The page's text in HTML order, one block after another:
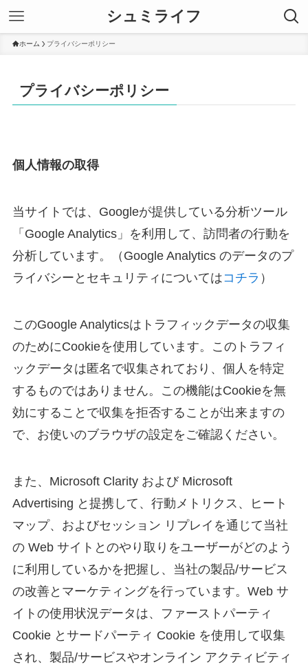
シュミライフ
ホーム プライバシーポリシー
プライバシーポリシー
個人情報の取得
当サイトでは、Googleが提供している分析ツール
「Google Analytics」を利用して、訪問者の行動を
分析しています。（Google Analytics のデータのプ
ライバシーとセキュリティについてはコチラ ）
このGoogle Analyticsはトラフィックデータの収集
のためにCookieを使用しています。このトラフィ
ックデータは匿名で収集されており、個人を特定
するものではありません。この機能はCookieを無
効にすることで収集を拒否することが出来ますの
で、お使いのブラウザの設定をご確認ください。
また、Microsoft Clarity および Microsoft
Advertising と提携して、行動メトリクス、ヒート
マップ、およびセッション リプレイを通じて当社
の Web サイトとのやり取りをユーザーがどのよう
に利用しているかを把握し、当社の製品/サービス
の改善とマーケティングを行っています。Web サ
イトの使用状況データは、ファーストパーティ
Cookie とサードパーティ Cookie を使用して収集
され、製品/サービスやオンライン アクティビティ